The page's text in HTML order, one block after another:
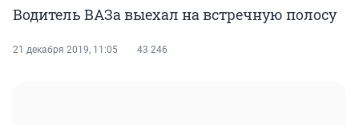
Водитель ВАЗа выехал на встречную полосу
21 декабря 2019, 11:05 43 246